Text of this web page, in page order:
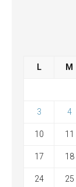
L M
3 4
10 11
17 18
24 25